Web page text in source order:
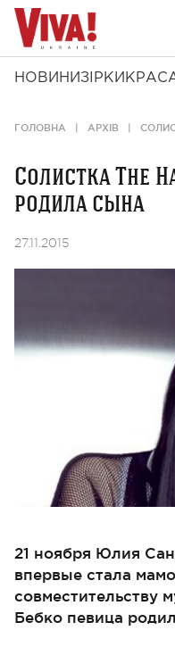
НОВИНИ ЗІРКИ
ГОЛОВНА АРХІВ
Солистка The
родила сына
27.11.2015
21 ноября Юлия
впервые стала
совместительству
Бебко певица